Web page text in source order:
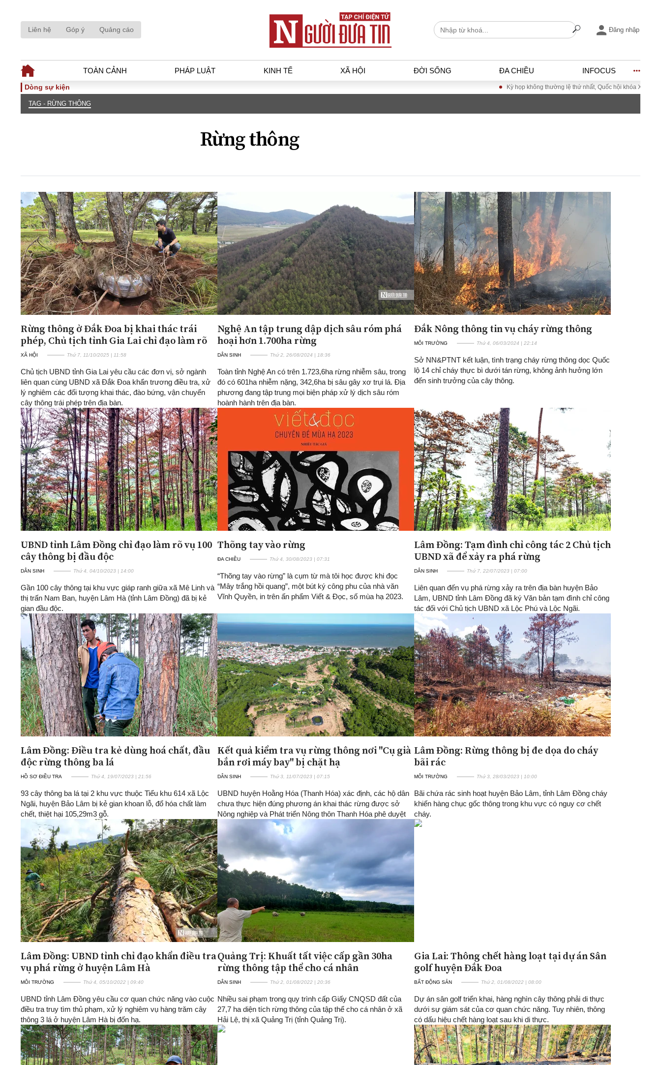
Liên hệ Góp ý Quảng cáo Đăng nhập
TOÀN CẢNH PHÁP LUẬT KINH TẾ XÃ HỘI ĐỜI SỐNG ĐA CHIỀU INFOCUS
TOÀN CẢNH
Thế giới
Góc nhìn luật gia
An ninh - Hình sự
Tài chính - Ngân hàng
Kinh tế vĩ mô
Xu hướng thị trường
Giao thông – Đô thị
ĐA CHIỀU
Quan điểm
Xi nhan Trái Phải
Bạn đọc viết
INFOCUS
Đăng ký tin tức mới
Dòng sự kiện Kỳ họp không thường lệ thứ nhất, Quốc hội khóa XVI Đưa Nghị quyết
TAG - RỪNG THÔNG
Rừng thông
Rừng thông ở Đắk Đoa bị khai thác trái
phép, Chủ tịch tỉnh Gia Lai chỉ đạo làm rõ
XÃ HỘI Thứ 7, 11/10/2025 | 11:58
Chủ tịch UBND tỉnh Gia Lai yêu cầu các đơn vị, sở ngành
liên quan cùng UBND xã Đắk Đoa khẩn trương điều tra, xử
lý nghiêm các đối tượng khai thác, đào bứng, vận chuyển
cây thông trái phép trên địa bàn.
Nghệ An tập trung dập dịch sâu róm phá
hoại hơn 1.700ha rừng
DÂN SINH Thứ 2, 26/08/2024 | 18:36
Toàn tỉnh Nghệ An có trên 1.723,6ha rừng nhiễm sâu, trong
đó có 601ha nhiễm nặng, 342,6ha bị sâu gây xơ trụi lá. Địa
phương đang tập trung mọi biện pháp xử lý dịch sâu róm
hoành hành trên địa bàn.
Đắk Nông thông tin vụ cháy rừng thông
MÔI TRƯỜNG Thứ 4, 06/03/2024 | 22:14
Sở NN&PTNT kết luận, tình trạng cháy rừng thông dọc Quốc
lộ 14 chỉ cháy thực bì dưới tán rừng, không ảnh hưởng lớn
đến sinh trưởng của cây thông.
UBND tỉnh Lâm Đồng chỉ đạo làm rõ vụ 100
cây thông bị đầu độc
DÂN SINH Thứ 4, 04/10/2023 | 14:00
Gần 100 cây thông tại khu vực giáp ranh giữa xã Mê Linh và
thị trấn Nam Ban, huyện Lâm Hà (tỉnh Lâm Đồng) đã bị kẻ
gian đầu độc.
Thõng tay vào rừng
ĐA CHIỀU Thứ 4, 30/08/2023 | 07:31
“Thõng tay vào rừng” là cụm từ mà tôi học được khi đọc
“Mây trắng hồi quang”, một bút ký công phu của nhà văn
Vĩnh Quyền, in trên ấn phẩm Viết & Đọc, số mùa hạ 2023.
Lâm Đồng: Tạm đình chỉ công tác 2 Chủ tịch
UBND xã để xảy ra phá rừng
DÂN SINH Thứ 7, 22/07/2023 | 07:00
Liên quan đến vụ phá rừng xảy ra trên địa bàn huyện Bảo
Lâm, UBND tỉnh Lâm Đồng đã ký Văn bản tạm đình chỉ công
tác đối với Chủ tịch UBND xã Lộc Phú và Lộc Ngãi.
Lâm Đồng: Điều tra kẻ dùng hoá chất, đầu
độc rừng thông ba lá
HỒ SƠ ĐIỀU TRA Thứ 4, 19/07/2023 | 21:56
93 cây thông ba lá tại 2 khu vực thuộc Tiểu khu 614 xã Lộc
Ngãi, huyện Bảo Lâm bị kẻ gian khoan lỗ, đổ hóa chất làm
chết, thiệt hại 105,29m3 gỗ.
Kết quả kiểm tra vụ rừng thông nơi "Cụ già
bắn rơi máy bay" bị chặt hạ
DÂN SINH Thứ 3, 11/07/2023 | 07:15
UBND huyện Hoằng Hóa (Thanh Hóa) xác định, các hộ dân
chưa thực hiện đúng phương án khai thác rừng được sở
Nông nghiệp và Phát triển Nông thôn Thanh Hóa phê duyệt
Lâm Đồng: Rừng thông bị đe dọa do cháy
bãi rác
MÔI TRƯỜNG Thứ 3, 28/03/2023 | 10:00
Bãi chứa rác sinh hoạt huyện Bảo Lâm, tỉnh Lâm Đồng cháy
khiến hàng chục gốc thông trong khu vực có nguy cơ chết
cháy.
Lâm Đồng: UBND tỉnh chỉ đạo khẩn điều tra
vụ phá rừng ở huyện Lâm Hà
MÔI TRƯỜNG Thứ 4, 05/10/2022 | 09:40
UBND tỉnh Lâm Đồng yêu cầu cơ quan chức năng vào cuộc
điều tra truy tìm thủ phạm, xử lý nghiêm vụ hàng trăm cây
thông 3 lá ở huyện Lâm Hà bị đốn hạ.
Quảng Trị: Khuất tất việc cấp gần 30ha
rừng thông tập thể cho cá nhân
DÂN SINH Thứ 2, 01/08/2022 | 20:36
Nhiều sai phạm trong quy trình cấp Giấy CNQSD đất của
27,7 ha diện tích rừng thông của tập thể cho cá nhân ở xã
Hải Lệ, thị xã Quảng Trị (tỉnh Quảng Trị).
Gia Lai: Thông chết hàng loạt tại dự án Sân
golf huyện Đắk Đoa
BẤT ĐỘNG SẢN Thứ 2, 01/08/2022 | 08:00
Dự án sân golf triển khai, hàng nghìn cây thông phải di thực
dưới sự giám sát của cơ quan chức năng. Tuy nhiên, thông
có dấu hiệu chết hàng loạt sau khi di thực.